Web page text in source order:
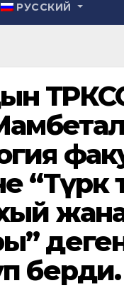
РУССКИЙ
берди.